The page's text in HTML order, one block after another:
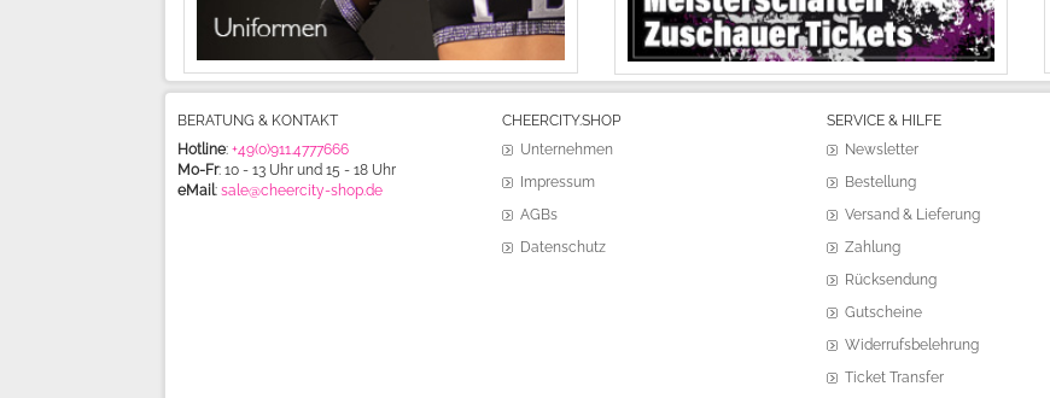
BERATUNG & KONTAKT
Hotline: +49(0)911.4777666
Mo-Fr: 10 - 13 Uhr und 15 - 18 Uhr
eMail: sale@cheercity-shop.de
CHEERCITY.SHOP
Unternehmen
Impressum
AGBs
Datenschutz
SERVICE & HILFE
Newsletter
Bestellung
Versand & Lieferung
Zahlung
Rücksendung
Gutscheine
Widerrufsbelehrung
Ticket Transfer